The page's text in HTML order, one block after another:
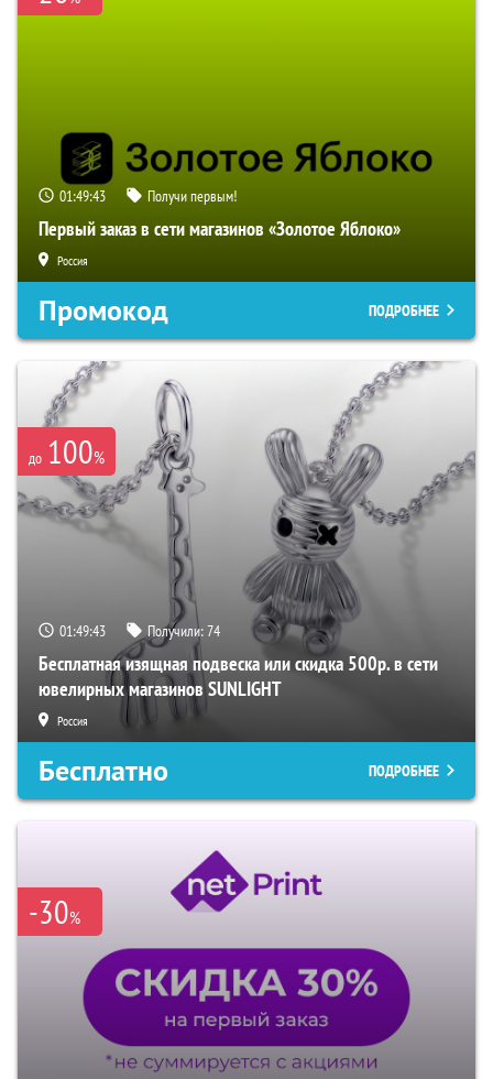
01:49:42 Получи первым!
Первый заказ в сети магазинов «Золотое Яблоко»
Россия
Промокод ПОДРОБНЕЕ
до 100%
01:49:42 Получили:74
Бесплатная изящная подвеска или скидка 500р. в сети
ювелирных магазинов SUNLIGHT
Россия
Бесплатно ПОДРОБНЕЕ
-30%